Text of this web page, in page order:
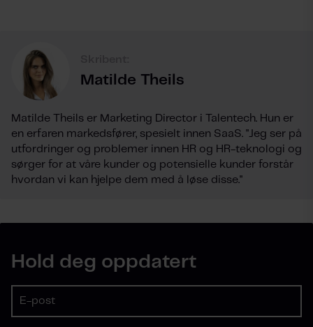
Matilde Theils
Matilde Theils er Marketing Director i Talentech. Hun er
en erfaren markedsfører, spesielt innen SaaS. "Jeg ser på
utfordringer og problemer innen HR og HR-teknologi og
sørger for at våre kunder og potensielle kunder forstår
hvordan vi kan hjelpe dem med å løse disse."
Hold deg oppdatert